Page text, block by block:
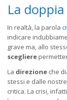
La
In realtà, la parola
indicare
grave ma, allo
scegliere
La direzione che
stessi e dalle
critica. La crisi,